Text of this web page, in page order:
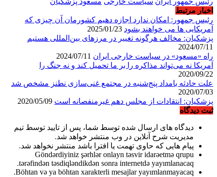
اخبار مرتبط
رئیس جمهور: امکان ندارد اجازه دهیم کشورمان آن چیزی که
آمریکایی ها می خواهند بشود
پزشکیان: مخالف هرگونه تغییر در مرزهای بین‌المللی هستیم
2024/07/11
راه «مسعود» در سیاست خارجی ایران
آمریکا نه می‌تواند مذاکره را بر ما تحمیل کند و نه جنگ را
2020/09/22
علت حادثه بامداد پنج‌شنبه در مجتمع غنی‌سازی نطنز مشخص شد
2020/07/03
پزشکیان: انتقادات از مجلس دهم غیرمنفصانه است
ثبت دیدگاه
دیدگاه های ارسال شده توسط شما، پس از تایید توسط تیم
مدیریت شرح آنلاین در وب منتشر خواهد شد.
پیام هایی که حاوی تهمت یا افترا باشد منتشر نخواهد شد.
Göndərdiyiniz şərhlər onlayn təsvir idarəetmə qrupu
tərəfindən təsdiqləndikdən sonra internetdə yayımlanacaq.
Böhtan və ya böhtan xarakterli mesajlar yayımlanmayacaq.